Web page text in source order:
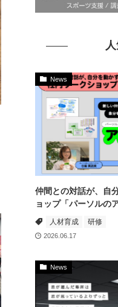
News
仲間との対話が、自
ョップ「パーソルの
人材育成 研修
2026.06.17
News